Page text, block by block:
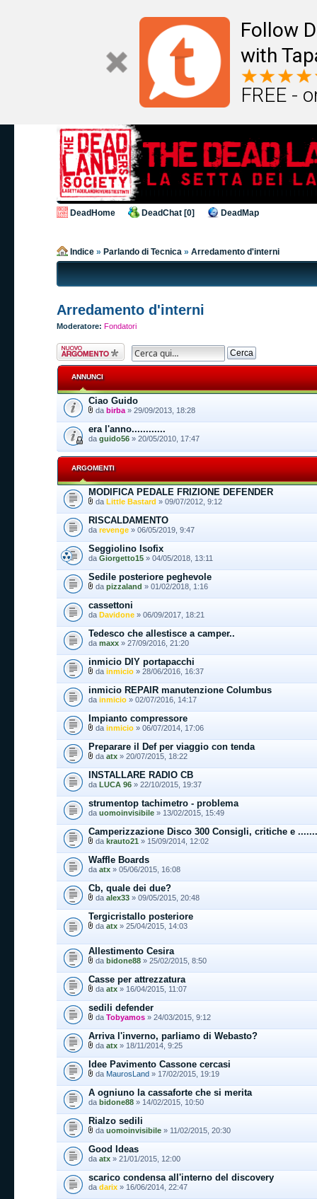
Follow
with
FREE -
DeadHome DeadChat [0] DeadMap
Indice » Parlando di Tecnica » Arredamento d'interni
Arredamento d'interni
Moderatore: Fondatori
Scrivi un nuovo
argomento
ANNUNCI
Ciao Guido
da birba » 29/09/2013, 18:28
era l'anno............
da guido56 » 20/05/2010, 17:47
ARGOMENTI
MODIFICA PEDALE FRIZIONE DEFENDER
da Little Bastard » 09/07/2012, 9:12
RISCALDAMENTO
da revenge » 06/05/2019, 9:47
Seggiolino Isofix
da Giorgetto15 » 04/05/2018, 13:11
Sedile posteriore peghevole
da pizzaland » 01/02/2018, 1:16
cassettoni
da Davidone » 06/09/2017, 18:21
Tedesco che allestisce a camper..
da maxx » 27/09/2016, 21:20
inmicio DIY portapacchi
da inmicio » 28/06/2016, 16:37
inmicio REPAIR manutenzione Columbus
da inmicio » 02/07/2016, 14:17
Impianto compressore
da inmicio » 06/07/2014, 17:06
Preparare il Def per viaggio con tenda
da atx » 20/07/2015, 18:22
INSTALLARE RADIO CB
da LUCA 96 » 22/10/2015, 19:37
strumentop tachimetro - problema
da uomoinvisibile » 13/02/2015, 15:49
Camperizzazione Disco 300 Consigli, critiche e
da krauto21 » 15/09/2014, 12:02
Waffle Boards
da atx » 05/06/2015, 16:08
Cb, quale dei due?
da alex33 » 09/05/2015, 20:48
Tergicristallo posteriore
da atx » 25/04/2015, 14:03
Allestimento Cesira
da bidone88 » 25/02/2015, 8:50
Casse per attrezzatura
da atx » 16/04/2015, 11:07
sedili defender
da Tobyamos » 24/03/2015, 9:12
Arriva l'inverno, parliamo di Webasto?
da atx » 18/11/2014, 9:25
Idee Pavimento Cassone cercasi
da MaurosLand » 17/02/2015, 19:19
A ogniuno la cassaforte che si merita
da bidone88 » 14/02/2015, 10:50
Rialzo sedili
da uomoinvisibile » 11/02/2015, 20:30
Good Ideas
da atx » 21/01/2015, 12:00
scarico condensa all'interno del discovery
da darix » 16/06/2014, 22:47